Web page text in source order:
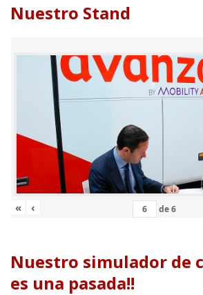
Nuestro Stand
« ‹ de6
Nuestro simulador de
es una pasada!!